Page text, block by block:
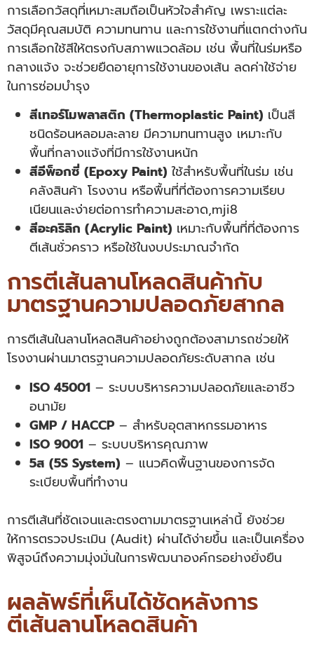
การเลือกวัสดุที่เหมาะสมถือเป็นหัวใจสำคัญ เพราะแต่ละ
วัสดุมีคุณสมบัติ ความทนทาน และการใช้งานที่แตกต่างกัน
การเลือกใช้สีให้ตรงกับสภาพแวดล้อม เช่น พื้นที่ในร่มหรือ
กลางแจ้ง จะช่วยยืดอายุการใช้งานของเส้น ลดค่าใช้จ่าย
ในการซ่อมบำรุง
สีเทอร์โมพลาสติก (Thermoplastic Paint) เป็นสี
ชนิดร้อนหลอมละลาย มีความทนทานสูง เหมาะกับ
พื้นที่กลางแจ้งที่มีการใช้งานหนัก
สีอีพ็อกซี่ (Epoxy Paint) ใช้สำหรับพื้นที่ในร่ม เช่น
คลังสินค้า โรงงาน หรือพื้นที่ที่ต้องการความเรียบ
เนียนและง่ายต่อการทำความสะอาด,mji8
สีอะคริลิก (Acrylic Paint) เหมาะกับพื้นที่ที่ต้องการ
ตีเส้นชั่วคราว หรือใช้ในงบประมาณจำกัด
การตีเส้นลานโหลดสินค้ากับ
มาตรฐานความปลอดภัยสากล
การตีเส้นในลานโหลดสินค้าอย่างถูกต้องสามารถช่วยให้
โรงงานผ่านมาตรฐานความปลอดภัยระดับสากล เช่น
ISO 45001 – ระบบบริหารความปลอดภัยและอาชีว
อนามัย
GMP / HACCP– สำหรับอุตสาหกรรมอาหาร
ISO 9001 – ระบบบริหารคุณภาพ
5ส (5S System) – แนวคิดพื้นฐานของการจัด
ระเบียบพื้นที่ทำงาน
การตีเส้นที่ชัดเจนและตรงตามมาตรฐานเหล่านี้ ยังช่วย
ให้การตรวจประเมิน (Audit) ผ่านได้ง่ายขึ้น และเป็นเครื่อง
พิสูจน์ถึงความมุ่งมั่นในการพัฒนาองค์กรอย่างยั่งยืน
ผลลัพธ์ที่เห็นได้ชัดหลังการ
ตีเส้นลานโหลดสินค้า